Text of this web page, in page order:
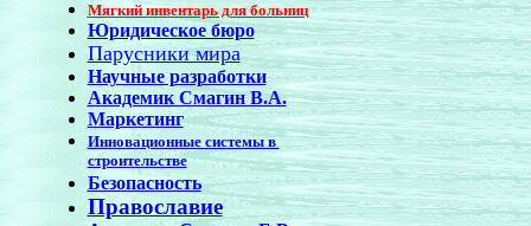
Мягкий инвентарь для больниц
Юридическое бюро
Парусники мира
Научные разработки
Академик Смагин В.А.
Маркетинг
Инновационные системы в
строительстве
Безопасность
Православие